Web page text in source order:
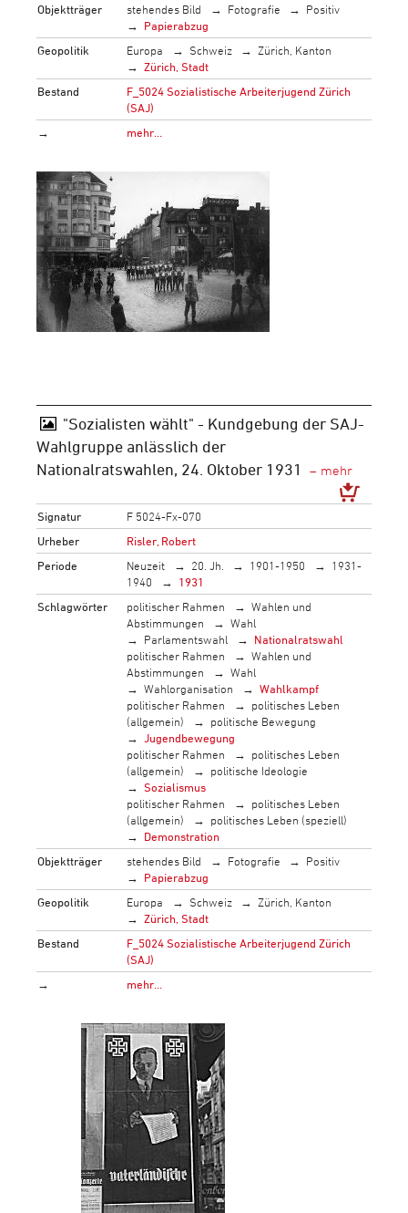
Objektträger
stehendes Bild Fotografie
Positiv
Papierabzug
Geopolitik
Europa Schweiz
Zürich, Kanton
Zürich, Stadt
Bestand
F_5024 Sozialistische Arbeiterjugend Zürich
(SAJ)
→
mehr…
"Sozialisten wählt" - Kundgebung der SAJ-
Wahlgruppe anlässlich der
Nationalratswahlen, 24. Oktober 1931
Signatur
F 5024-Fx-070
Urheber
Risler, Robert
Periode
Neuzeit 20. Jh. 1901-1950
1931-
1940
1931
Schlagwörter
politischer Rahmen
Wahlen und
Abstimmungen
Wahl
Parlamentswahl
Nationalratswahl
politischer Rahmen
Wahlen und
Abstimmungen
Wahl
Wahlorganisation
Wahlkampf
politischer Rahmen
politisches Leben
(allgemein)
politische Bewegung
Jugendbewegung
politischer Rahmen
politisches Leben
(allgemein)
politische Ideologie
Sozialismus
politischer Rahmen
politisches Leben
(allgemein)
politisches Leben (speziell)
Demonstration
Objektträger
stehendes Bild Fotografie
Positiv
Papierabzug
Geopolitik
Europa Schweiz
Zürich, Kanton
Zürich, Stadt
Bestand
F_5024 Sozialistische Arbeiterjugend Zürich
(SAJ)
→
mehr…